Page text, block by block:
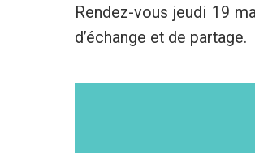
Rendez-vous jeudi 19
d’échange et de partage.